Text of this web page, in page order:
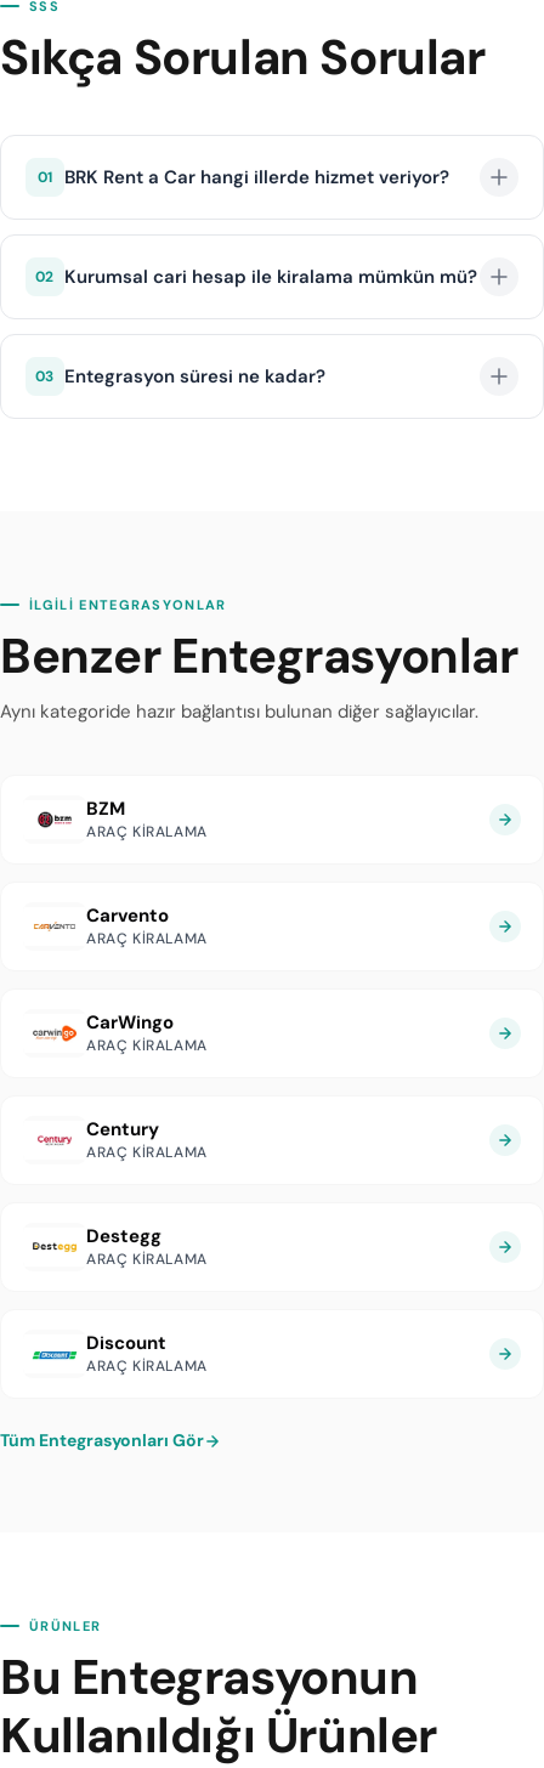
SSS
Sıkça Sorulan Sorular
01 BRK Rent a Car hangi illerde hizmet veriyor?
BRK Rent a Car ağırlıklı olarak İstanbul, Bursa, Kocaeli,
hizmet vermektedir.
02 Kurumsal cari hesap ile kiralama mümkün mü?
Evet, BRK Rent a Car kurumsal müşterilerine cari
özel fiyat anlaşmaları yapılabilir.
03 Entegrasyon süresi ne kadar?
İLGİLİ ENTEGRASYONLAR
Benzer Entegrasyonlar
Aynı kategoride hazır bağlantısı bulunan diğer sağlayıcılar.
BZM
ARAÇ KIRALAMA
Carvento
ARAÇ KIRALAMA
CarWingo
ARAÇ KIRALAMA
Century
ARAÇ KIRALAMA
Destegg
ARAÇ KIRALAMA
Discount
ARAÇ KIRALAMA
Tüm Entegrasyonları Gör
ÜRÜNLER
Bu Entegrasyonun
Kullanıldığı Ürünler